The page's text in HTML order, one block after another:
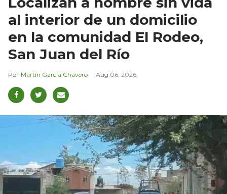
al interior de un domicilio
en la comunidad El Rodeo,
San Juan del Río
Martín García Chavero Aug 06, 2026